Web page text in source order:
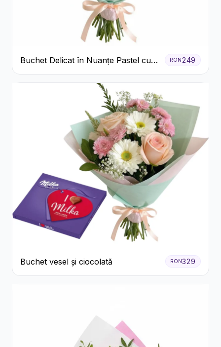
Buchet Delicat în Nuanțe Pastel cu
Trandafiri și Crizanteme Roz
RON249
Buchet vesel și ciocolată RON329